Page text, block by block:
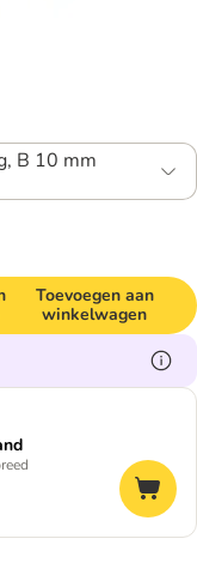
B 10 mm
Toevoegen aan
winkelwagen